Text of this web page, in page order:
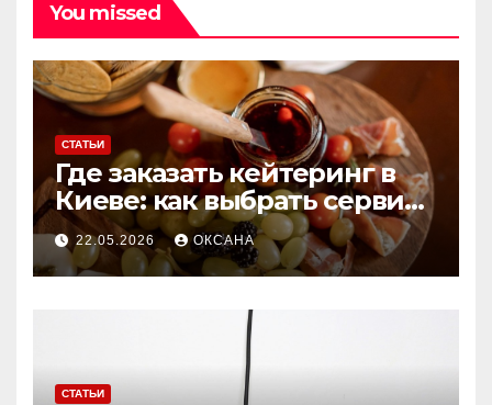
You missed
СТАТЬИ
Где заказать кейтеринг в
Киеве: как выбрать сервис
для мероприятий любого
формата
22.05.2026 ОКСАНА
СТАТЬИ